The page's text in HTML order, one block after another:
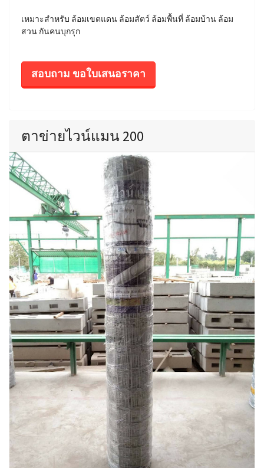
เหมาะสำหรับ ล้อมเขตแดน ล้อมสัตว์ ล้อมพื้นที่ ล้อมบ้าน ล้อม
สวน กันคนบุกรุก
สอบถาม ขอใบเสนอราคา
ตาข่ายไวน์แมน 200